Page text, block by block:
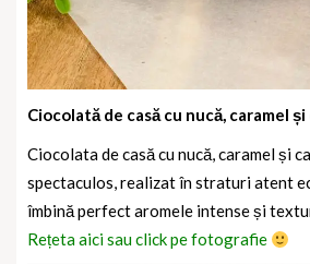
Ciocolată de casă cu nucă, caramel
Ciocolata de casă cu nucă, caramel și
spectaculos, realizat în straturi atent
îmbină perfect aromele intense și
Rețeta aici sau click pe fotografie